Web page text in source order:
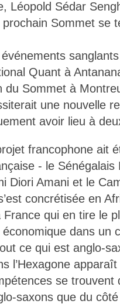
Léopold Sédar
Sommet se
Quant à
du Sommet à
une nouvelle
avoir lieu à
francophone ait
- le
Diori Amani et le
concrétisée en
qui en tire le
dans un
ce qui est anglo-
l’Hexagone
se trouvent
saxons que du